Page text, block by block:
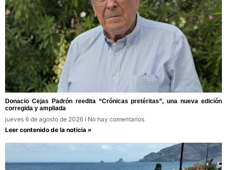
Donacio Cejas Padrón reedita “Crónicas pretéritas”, una nueva edición
corregida y ampliada
jueves 6 de agosto de 2026
No hay comentarios
Leer contenido de la noticia »